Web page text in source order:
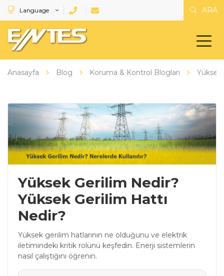
Language ARA
Anasayfa Blog Koruma & Kontrol Blogları Yüksek
Yüksek Gerilim Nedir?
Yüksek Gerilim Hattı
Nedir?
Yüksek gerilim hatlarının ne olduğunu ve elektrik
iletimindeki kritik rolünü keşfedin. Enerji sistemlerin
nasıl çalıştığını öğrenin.